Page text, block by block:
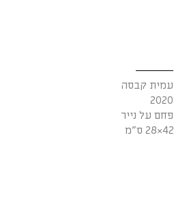
עמית קבסה
2020
פחם על נייר
42×28 ס"מ